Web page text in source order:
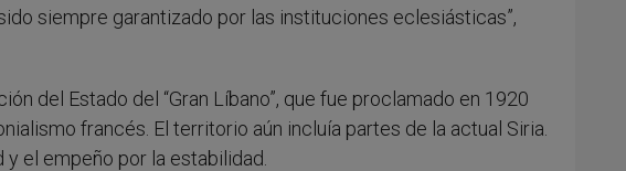
siempre garantizado por las instituciones eclesiásticas”,
del Estado del “Gran Líbano”, que fue proclamado en 1920
francés. El territorio aún incluía partes de la actual Siria.
el empeño por la estabilidad.